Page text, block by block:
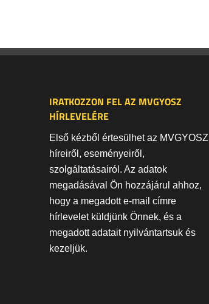
IRATKOZZON FEL AZ MVGYOSZ
HÍRLEVELÉRE
Első kézből értesülhet az MVGYOSZ
híreiről, eseményeiről,
szolgáltatásairól. Az adatok
megadásával Ön hozzájárul ahhoz,
hogy a megadott e-mail címre
hírlevelet küldjünk Önnek, és a
megadott adatait nyilvántartsuk és
kezeljük.